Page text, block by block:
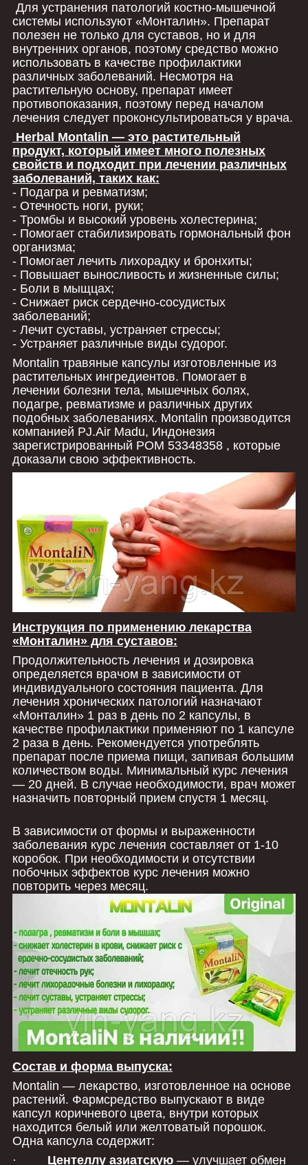
Для устранения патологий костно-мышечной
системы используют «Монталин». Препарат
полезен не только для суставов, но и для
внутренних органов, поэтому средство можно
использовать в качестве профилактики
различных заболеваний. Несмотря на
растительную основу, препарат имеет
противопоказания, поэтому перед началом
лечения следует проконсультироваться у врача.
Herbal Montalin — это растительный
продукт, который имеет много полезных
свойств и подходит при лечении различных
заболеваний, таких как:
- Подагра и ревматизм;
- Отечность ноги, руки;
- Тромбы и высокий уровень холестерина;
- Помогает стабилизировать гормональный фон
организма;
- Помогает лечить лихорадку и бронхиты;
- Повышает выносливость и жизненные силы;
- Боли в мыщцах;
- Снижает риск сердечно-сосудистых
заболеваний;
- Лечит суставы, устраняет стрессы;
- Устраняет различные виды судорог.
Montalin травяные капсулы изготовленные из
растительных ингредиентов. Помогает в
лечении болезни тела, мышечных болях,
подагре, ревматизме и различных других
подобных заболеваниях. Montalin производится
компанией PJ.Air Madu, Индонезия
зарегистрированный POM 53348358 , которые
доказали свою эффективность.
Инструкция по применению лекарства
«Монталин» для суставов:
Продолжительность лечения и дозировка
определяется врачом в зависимости от
индивидуального состояния пациента. Для
лечения хронических патологий назначают
«Монталин» 1 раз в день по 2 капсулы, в
качестве профилактики применяют по 1 капсуле
2 раза в день. Рекомендуется употреблять
препарат после приема пищи, запивая большим
количеством воды. Минимальный курс лечения
— 20 дней. В случае необходимости, врач может
назначить повторный прием спустя 1 месяц.
В зависимости от формы и выраженности
заболевания курс лечения составляет от 1-10
коробок. При необходимости и отсутствии
побочных эффектов курс лечения можно
повторить через месяц.
Состав и форма выпуска:
Montalin — лекарство, изготовленное на основе
растений. Фармсредство выпускают в виде
капсул коричневого цвета, внутри которых
находится белый или желтоватый порошок.
Одна капсула содержит:
·
Центеллу азиатскую — улучшает обмен